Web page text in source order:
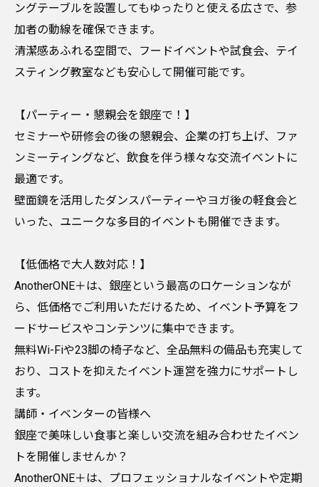
ングテーブルを設置してもゆったりと使える広さで、参
加者の動線を確保できます。
清潔感あふれる空間で、フードイベントや試食会、テイ
スティング教室なども安心して開催可能です。
​【パーティー・懇親会を銀座で！】
セミナーや研修会の後の懇親会、企業の打ち上げ、ファ
ンミーティングなど、飲食を伴う様々な交流イベントに
最適です。
壁面鏡を活用したダンスパーティーやヨガ後の軽食会と
いった、ユニークな多目的イベントも開催できます。
【低価格で大人数対応！】
AnotherONE＋は、銀座という最高のロケーションなが
ら、低価格でご利用いただけるため、イベント予算をフ
ードサービスやコンテンツに集中できます。
無料Wi-Fiや23脚の椅子など、全品無料の備品も充実して
おり、コストを抑えたイベント運営を強力にサポートし
ます。
​講師・イベンターの皆様へ
​銀座で美味しい食事と楽しい交流を組み合わせたイベン
トを開催しませんか？
AnotherONE＋は、プロフェッショナルなイベントや定期